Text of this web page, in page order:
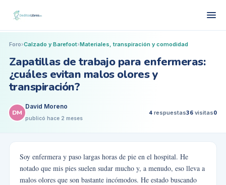
Foro›Calzado y Barefoot›Materiales, transpiración y comodidad
Zapatillas de trabajo para enfermeras:
¿cuáles evitan malos olores y
transpiración?
DM
David Moreno
publicó hace 2 meses
4 respuestas36 visitas0
Soy enfermera y paso largas horas de pie en el hospital. He
notado que mis pies suelen sudar mucho y, a menudo, eso lleva a
malos olores que son bastante incómodos. He estado buscando